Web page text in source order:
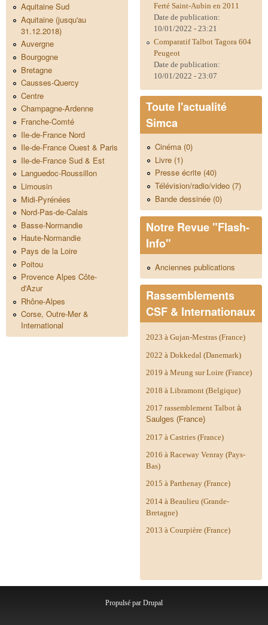
Aquitaine Sud
Aquitaine (jusqu'au
31.12.2018)
Auvergne
Bourgogne
Bretagne
Causses-Quercy
Centre
Champagne-Ardenne
Franche-Comté
Ile-de-France Nord
Ile-de-France Ouest & Paris
Ile-de-France Sud & Est
Languedoc-Roussillon
Limousin
Midi-Pyrénées
Nord-Pas-de-Calais
Basse-Normandie
Haute-Normandie
Pays de la Loire
Poitou
Provence Alpes Côte-
d'Azur
Rhône-Alpes
Corse, Outre-Mer &
International
Ferté Saint-Aubin en 2011
Date de publication:
10/01/2022 - 23:21
Comparatif Talbot Tagora 604
Peugeot
Date de publication:
10/01/2022 - 23:07
Toute l'actualité
Simca
Cinéma (0)
Livre (1)
Presse écrite (40)
Télévision/radio/video (7)
Bande dessinée (0)
Notre Revue "Flash-
Info"
Anciennes publications
Rassemblements
CSF & Internationaux
2023 à Gujan-Mestras (France)
2022 à Dokkedal (Danemark)
2019 à Meung sur Loire (France)
2018 à Libramont (Belgique)
2017 rassemblement Talbot à
Saulges (France)
2017 à Castries (France)
2016 à Raceway Venray (Pays-
Bas)
2015 à Parthenay (France)
2014 à Beaulieu (Grande-
Bretagne)
2013 à Courpière (France)
Propulsé par Drupal